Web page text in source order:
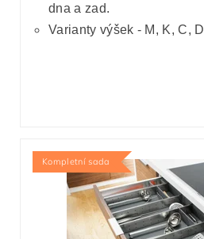
dna a zad.
Varianty výšek - M, K, C, D
Kompletní sada